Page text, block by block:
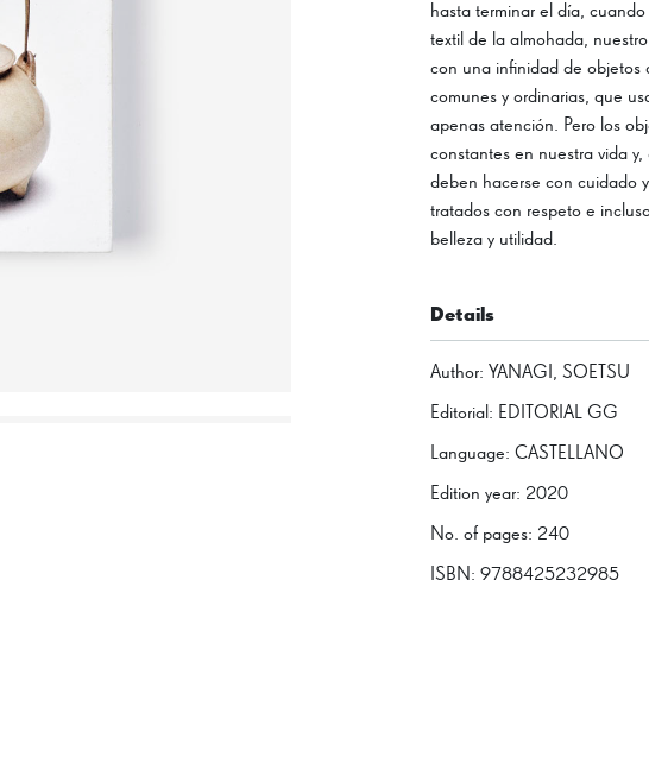
hasta terminar el día,
textil de la almohada,
con una infinidad de objetos
comunes y ordinarias, que
apenas atención. Pero los
constantes en nuestra vida
deben hacerse con cuidado
tratados con respeto e
belleza y utilidad.
Details
Author: YANAGI, SOETSU
Editorial : EDITORIAL GG
Language: CASTELLANO
Edition year: 2020
No. of pages: 240
ISBN: 9788425232985